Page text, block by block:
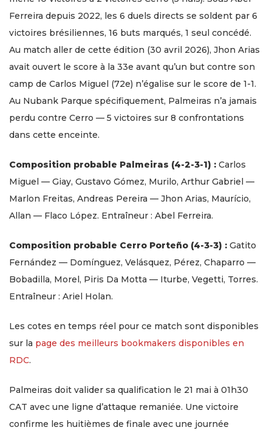
Ferreira depuis 2022, les 6 duels directs se soldent par 6
victoires brésiliennes, 16 buts marqués, 1 seul concédé.
Au match aller de cette édition (30 avril 2026), Jhon Arias
avait ouvert le score à la 33e avant qu’un but contre son
camp de Carlos Miguel (72e) n’égalise sur le score de 1-1.
Au Nubank Parque spécifiquement, Palmeiras n’a jamais
perdu contre Cerro — 5 victoires sur 8 confrontations
dans cette enceinte.
Composition probable Palmeiras (4-2-3-1) : Carlos
Miguel — Giay, Gustavo Gómez, Murilo, Arthur Gabriel —
Marlon Freitas, Andreas Pereira — Jhon Arias, Maurício,
Allan — Flaco López. Entraîneur : Abel Ferreira.
Composition probable Cerro Porteño (4-3-3) : Gatito
Fernández — Domínguez, Velásquez, Pérez, Chaparro —
Bobadilla, Morel, Piris Da Motta — Iturbe, Vegetti, Torres.
Entraîneur : Ariel Holan.
Les cotes en temps réel pour ce match sont disponibles
sur la page des meilleurs bookmakers disponibles en
RDC.
Palmeiras doit valider sa qualification le 21 mai à 01h30
CAT avec une ligne d’attaque remaniée. Une victoire
confirme les huitièmes de finale avec une journée